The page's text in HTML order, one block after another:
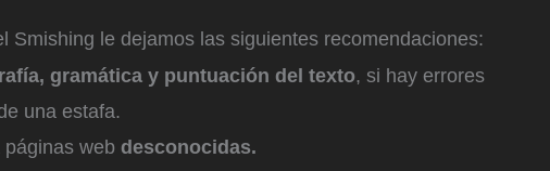
Smishing le dejamos las siguientes recomendaciones:
gramática y puntuación del texto, si hay errores
una estafa.
web desconocidas.